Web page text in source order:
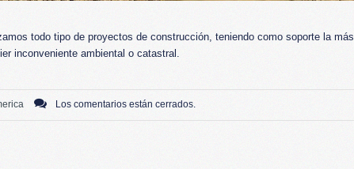
todo tipo de proyectos de construcción, teniendo como soporte la más
inconveniente ambiental o catastral.
Los comentarios están cerrados.